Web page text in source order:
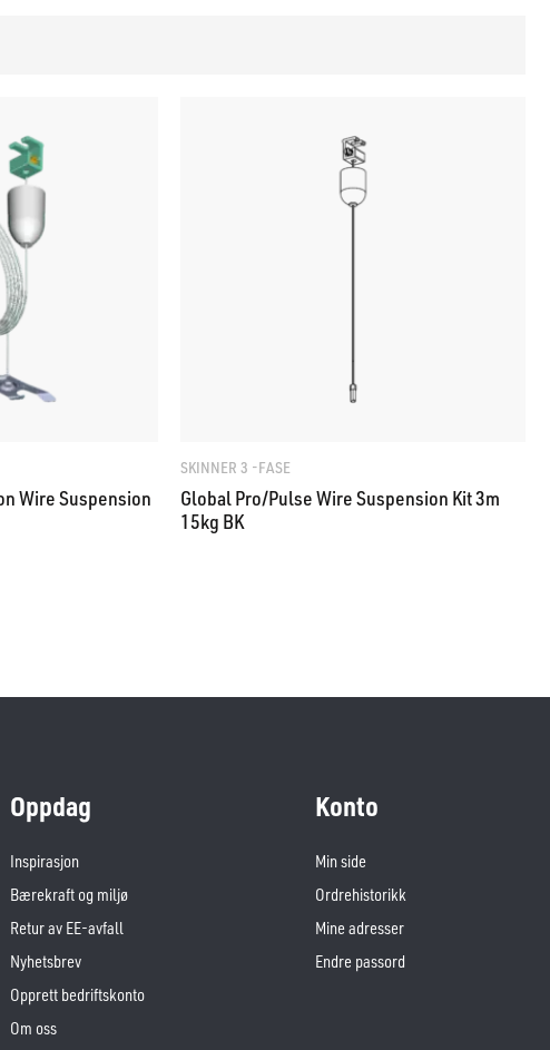
Wire Suspension
SKINNER 3 -FASE
Global Pro/Pulse Wire Suspension Kit 3m
15kg BK
Oppdag
Inspirasjon
Bærekraft og miljø
Retur av EE-avfall
Nyhetsbrev
Opprett bedriftskonto
Om oss
Konto
Min side
Ordrehistorikk
Mine adresser
Endre passord